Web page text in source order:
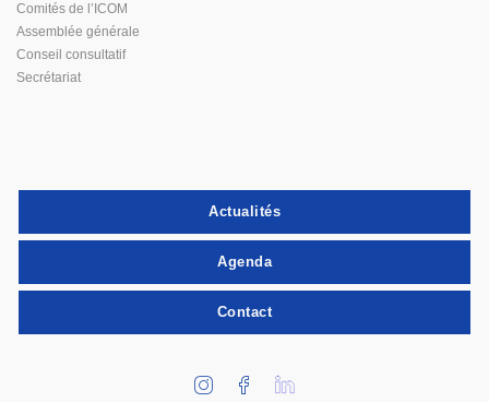
Comités de l’ICOM
Assemblée générale
Conseil consultatif
Secrétariat
Actualités
Agenda
Contact